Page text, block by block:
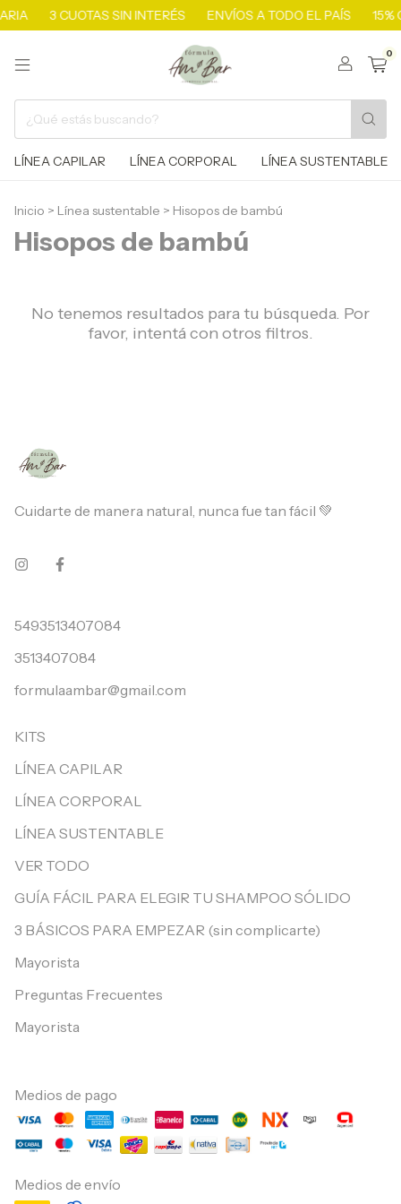
3 CUOTAS SIN INTERÉS ENVÍOS A TODO EL PAÍS 15%
0
LÍNEA CAPILAR LÍNEA CORPORAL LÍNEA SUSTENTABLE
Inicio > Línea sustentable > Hisopos de bambú
Hisopos de bambú
No tenemos resultados para tu búsqueda. Por
favor, intentá con otros filtros.
Cuidarte de manera natural, nunca fue tan fácil 💚
5493513407084
3513407084
formulaambar@gmail.com
KITS
LÍNEA CAPILAR
LÍNEA CORPORAL
LÍNEA SUSTENTABLE
VER TODO
GUÍA FÁCIL PARA ELEGIR TU SHAMPOO SÓLIDO
3 BÁSICOS PARA EMPEZAR (sin complicarte)
Mayorista
Preguntas Frecuentes
Mayorista
Medios de pago
Medios de envío